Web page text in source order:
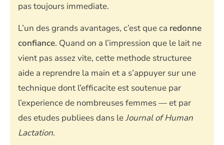
pas toujours immediate.
L’un des grands avantages, c’est que ca redonne
confiance. Quand on a l’impression que le lait ne
vient pas assez vite, cette methode structuree
aide a reprendre la main et a s’appuyer sur une
technique dont l’efficacite est soutenue par
l’experience de nombreuses femmes — et par
des etudes publiees dans leJournal of Human
Lactation.